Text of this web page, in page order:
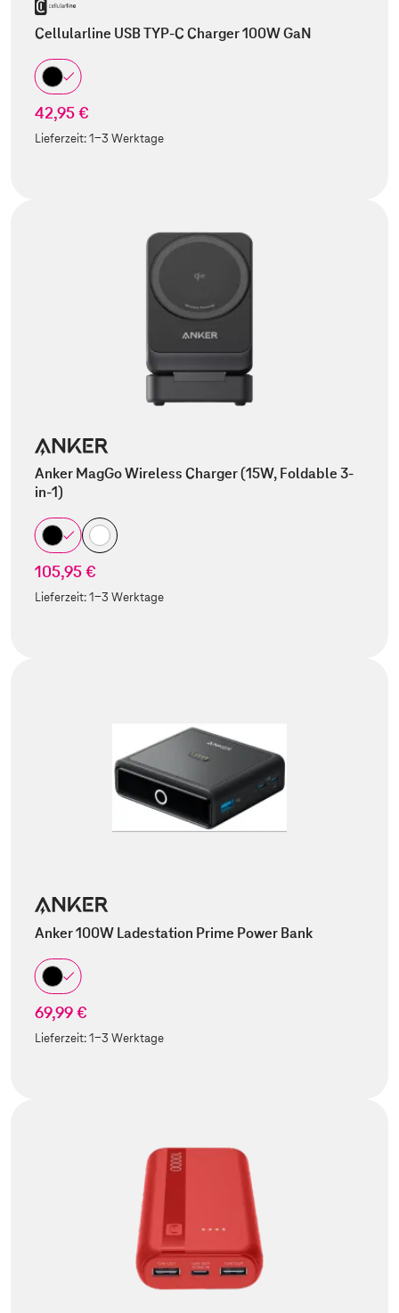
Cellularline USB TYP-C Charger 100W GaN
42,95 €
Lieferzeit:1-3 Werktage
Anker MagGo Wireless Charger (15W, Foldable 3-
in-1)
105,95 €
Lieferzeit:1-3 Werktage
Anker 100W Ladestation Prime Power Bank
69,99 €
Lieferzeit:1-3 Werktage